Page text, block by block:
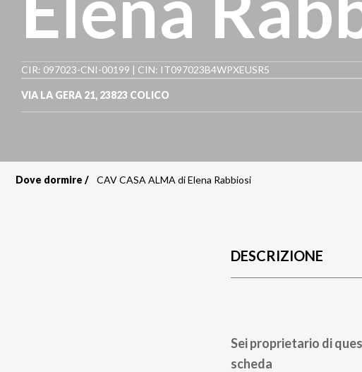
CIR: 097023-CNI-00199 | CIN: IT097023B4WPXEUSR5
VIA LA GERA 21, 23823 COLICO
Dove dormire CAV CASA ALMA di Elena Rabbiosi
DESCRIZIONE
Sei proprietario di
scheda